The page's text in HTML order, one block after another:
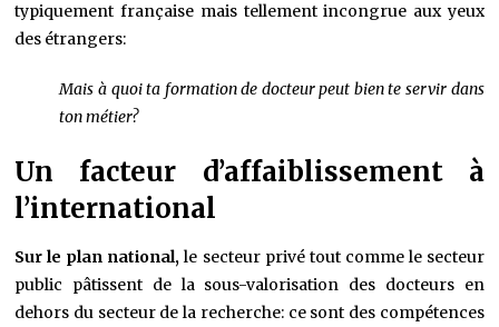
typiquement française mais tellement incongrue aux yeux
des étrangers:
Mais à quoi ta formation de docteur peut bien te servir dans
ton métier?
Un facteur d’affaiblissement à
l’international
Sur le plan national,le secteur privé tout comme le secteur
public pâtissent de la sous-valorisation des docteurs en
dehors du secteur de la recherche: ce sont des compétences